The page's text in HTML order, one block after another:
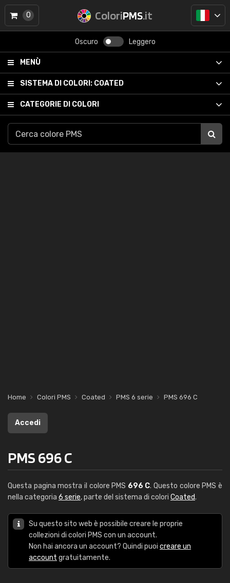
ColoriPMS.it
Oscuro Leggero
MENÙ
SISTEMA DI COLORI: COATED
CATEGORIE DI COLORI
0
Home Colori PMS Coated PMS 6 serie PMS 696 C
Accedi
PMS 696 C
Questa pagina mostra il colore PMS 696 C. Questo colore PMS è
nella categoria 6 serie, parte del sistema di colori Coated.
Su questo sito web è possibile creare le proprie
collezioni di colori PMS con un account.
Non hai ancora un account? Quindi puoi creare un
account gratuitamente.